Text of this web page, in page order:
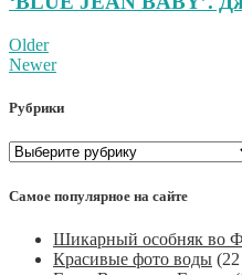
Post
navigation
Older
Newer
Рубрики
Рубрики
Самое популярное на сайте
Шикарный особняк во
Красивые фото воды